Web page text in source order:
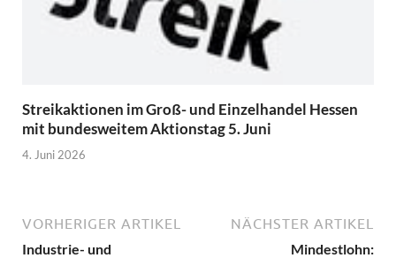
Streikaktionen im Groß- und Einzelhandel Hessen
mit bundesweitem Aktionstag 5. Juni
4. Juni 2026
VORHERIGER ARTIKEL
Industrie- und
NÄCHSTER ARTIKEL
Mindestlohn: